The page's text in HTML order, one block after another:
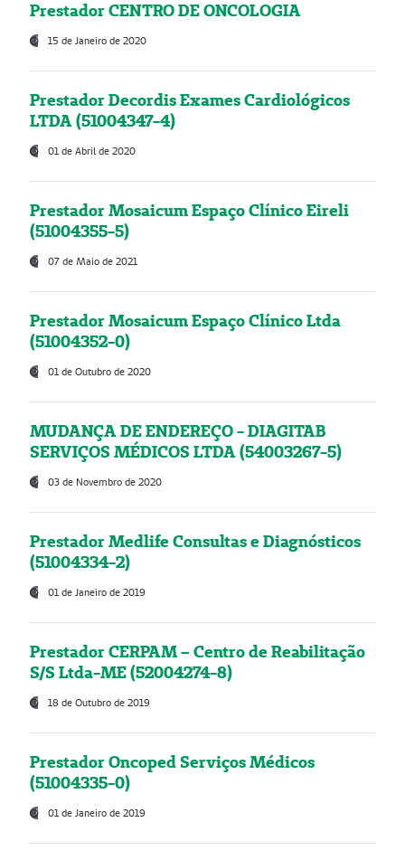
Prestador CENTRO DE ONCOLOGIA
15 de Janeiro de 2020
Prestador Decordis Exames Cardiológicos
LTDA (51004347-4)
01 de Abril de 2020
Prestador Mosaicum Espaço Clínico Eireli
(51004355-5)
07 de Maio de 2021
Prestador Mosaicum Espaço Clínico Ltda
(51004352-0)
01 de Outubro de 2020
MUDANÇA DE ENDEREÇO - DIAGITAB
SERVIÇOS MÉDICOS LTDA (54003267-5)
03 de Novembro de 2020
Prestador Medlife Consultas e Diagnósticos
(51004334-2)
01 de Janeiro de 2019
Prestador CERPAM – Centro de Reabilitação
S/S Ltda-ME (52004274-8)
18 de Outubro de 2019
Prestador Oncoped Serviços Médicos
(51004335-0)
01 de Janeiro de 2019